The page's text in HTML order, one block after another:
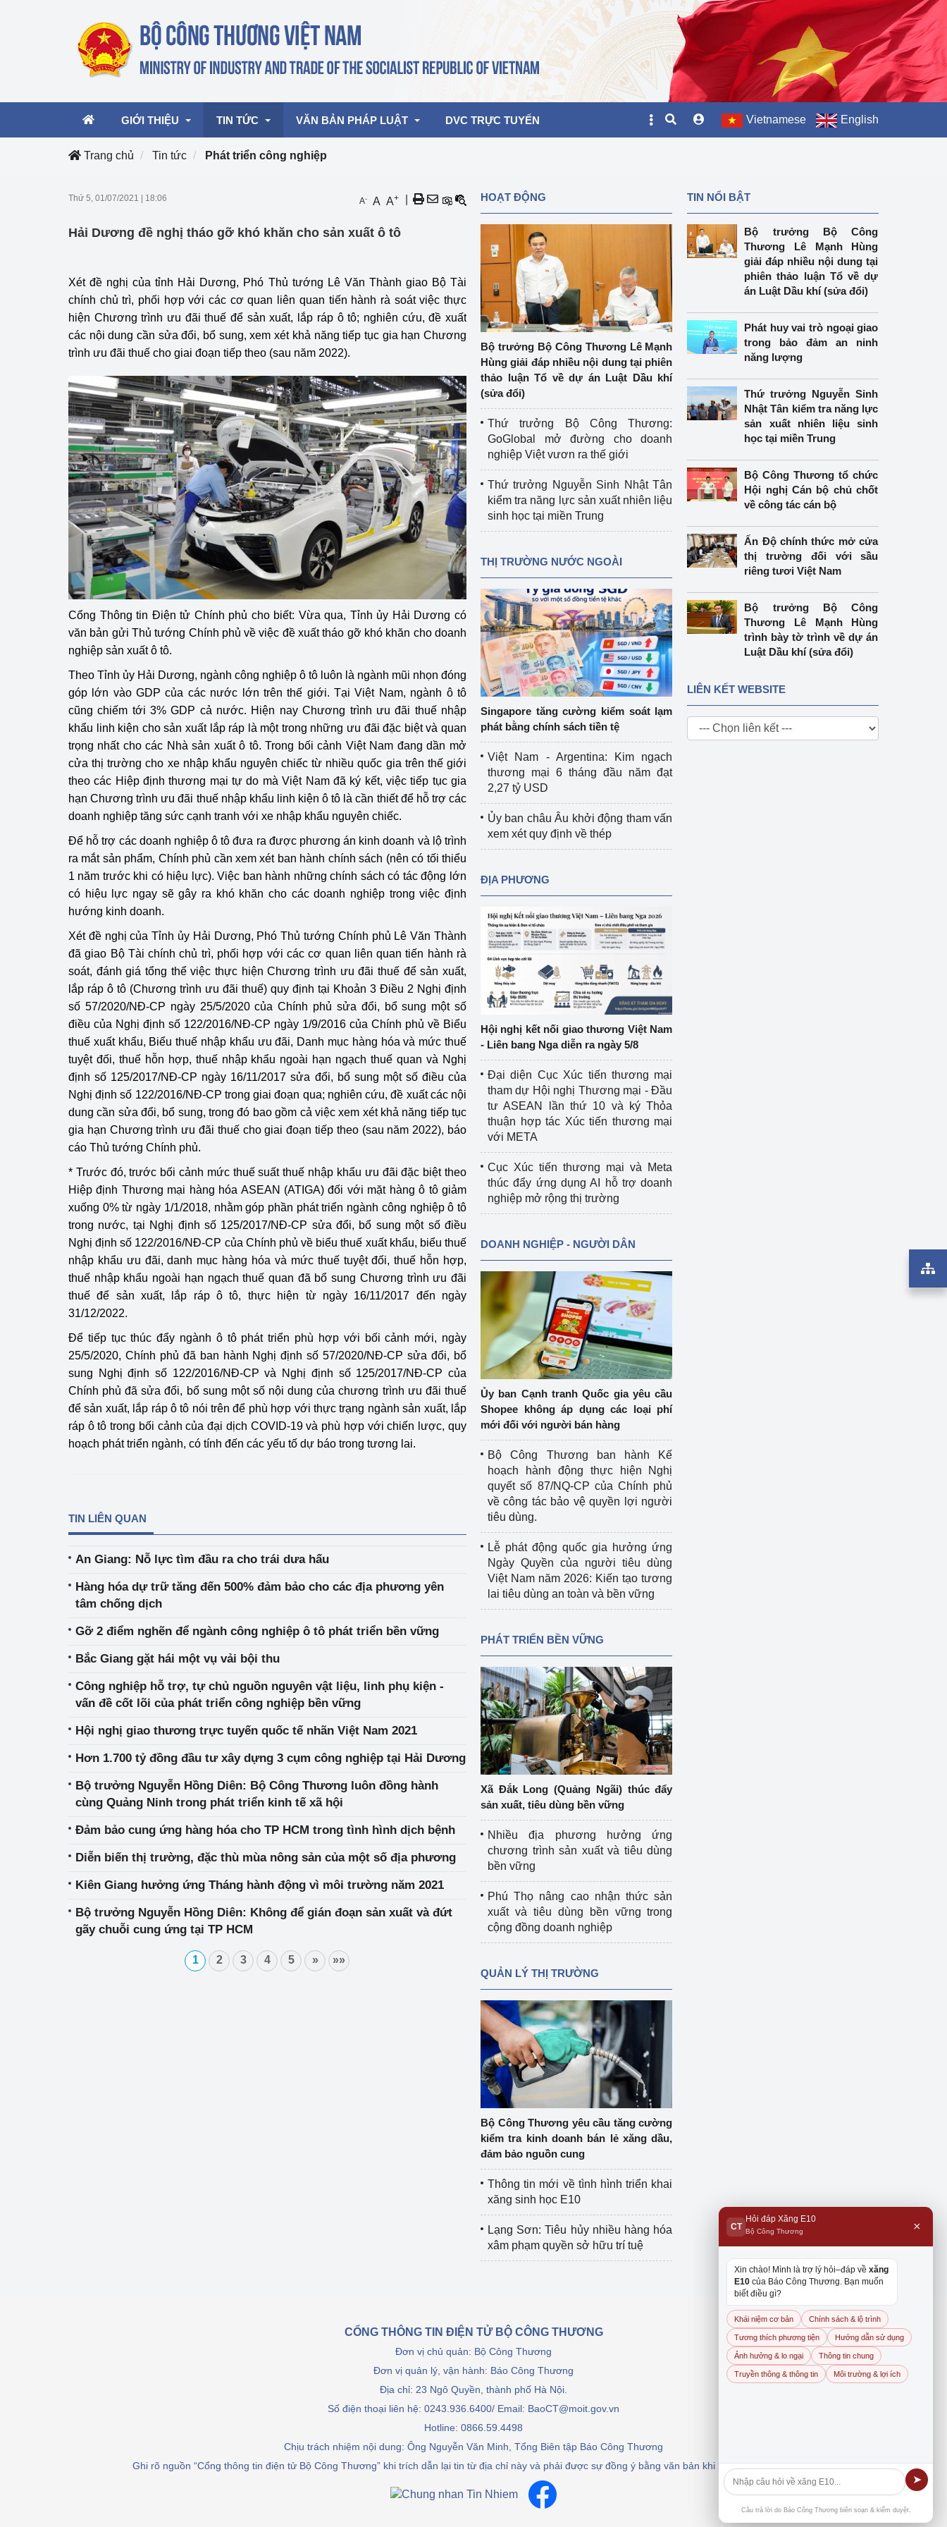
GIỚI THIỆU TIN TỨC
Hoạt động của Lãnh đạo Bộ
mại, Dịch vụ Việt Nam 2026
Hoạt động của Bộ trưởng
Công Thương - Công luận
Họp báo
Thông cáo báo chí
Điểm báo
Chuyển đổi số
Lịch sử phát triển
Bản tin Thị trường Nông Lâm Thủy sản
Phát triển nguồn nhân lực
Phát triển bền vững
Tổ chức kiểm định
Tổ chức kiểm định kỹ thuật an toàn lao
động thuộc thẩm quyền quản lý của
Bộ Công Thương
Tổ chức được cấp GCN đăng ký, hoạt
động kiểm định thiết bị, dụng cụ điện
làm việc ở môi trường không có nguy
hiểm khí, bụi nổ
Cơ sở sản xuất, sửa chữa chai chứa
Tổ chức huấn luyện, bồi dưỡng
nghiệp vụ kiểm định kỹ thuật an toàn
lao động
Văn hóa ngành Công Thương
Tái cơ cấu ngành Công Thương
Quản lý thị trường
Sử dụng năng lượng tiết kiệm và
Hiệu quả năng lượng
Khoa học, công nghệ và đổi mới sáng
tạo
Thông báo
Bảo vệ môi trường Video bảo vệ môi trường
Album ảnh bảo vệ môi trường
Văn bản về môi trường
Đọc báo giúp bạn
Bảo vệ nền tảng tư tưởng của Đảng
Doanh nghiệp - Người dân
Xúc tiến thương mại Khu vực miền Bắc
Khu vực miền Trung
Khu vực miền Nam
Thị trường nước ngoàiHiệp định EVFTA
Thị trường châu Á – châu Phi
Thị trường châu Âu – châu Mỹ
Thị trường trong nước
Ngành Công Thương đưa nghị quyết
Đại hội XIV của Đảng vào cuộc sống
Phát triển công nghiệpCông nghiệp nền tảng
Chính sách
Sản xuất công nghiệp
Phát triển năng lượng
VĂN BẢN PHÁP LUẬT DVC TRỰC TUYẾN Vietnamese English
Trang chủ Tin tức Phát triển công nghiệp
Thứ 5, 01/07/2021 18:06 A- A A+
Hải Dương đề nghị tháo gỡ khó khăn cho sản xuất ô tô
Xét đề nghị của tỉnh Hải Dương, Phó Thủ tướng Lê Văn Thành giaoBộ Tài
chính chủ trì, phối hợp với các cơ quan liên quan tiến hành rà soát việc thực
hiện Chương trình ưu đãi thuế để sản xuất, lắp ráp ô tô; nghiên cứu, đề xuất
các nội dung cần sửa đổi, bổ sung, xem xét khả năng tiếp tục gia hạn Chương
trình ưu đãi thuế cho giai đoạn tiếp theo (sau năm 2022).
Cổng Thông tin Điện tử Chính phủ cho biết: Vừa qua, Tỉnh ủy Hải Dương có
văn bản gửi Thủ tướng Chính phủ về việc đề xuất tháo gỡ khó khăn cho doanh
nghiệp sản xuất ô tô.
Theo Tỉnh ủy Hải Dương, ngành công nghiệp ô tô luôn là ngành mũi nhọn đóng
góp lớn vào GDP của các nước lớn trên thế giới. Tại Việt Nam, ngành ô tô
cũng chiếm tới 3% GDP cả nước. Hiện nay Chương trình ưu đãi thuế nhập
khẩu linh kiện cho sản xuất lắp ráp là một trong những ưu đãi đặc biệt và quan
trọng nhất cho các Nhà sản xuất ô tô. Trong bối cảnh Việt Nam đang dần mở
cửa thị trường cho xe nhập khẩu nguyên chiếc từ nhiều quốc gia trên thế giới
theo các Hiệp định thương mại tự do mà Việt Nam đã ký kết, việc tiếp tục gia
hạn Chương trình ưu đãi thuế nhập khẩu linh kiện ô tô là cần thiết để hỗ trợ các
doanh nghiệp tăng sức cạnh tranh với xe nhập khẩu nguyên chiếc.
Để hỗ trợ các doanh nghiệp ô tô đưa ra được phương án kinh doanh và lộ trình
ra mắt sản phẩm, Chính phủ cần xem xét ban hành chính sách (nên có tối thiểu
1 năm trước khi có hiệu lực). Việc ban hành những chính sách có tác động lớn
có hiệu lực ngay sẽ gây ra khó khăn cho các doanh nghiệp trong việc định
hướng kinh doanh.
Xét đề nghị của Tỉnh ủy Hải Dương, Phó Thủ tướng Chính phủ Lê Văn Thành
đã giao Bộ Tài chính chủ trì, phối hợp với các cơ quan liên quan tiến hành rà
soát, đánh giá tổng thể việc thực hiện Chương trình ưu đãi thuế để sản xuất,
lắp ráp ô tô (Chương trình ưu đãi thuế) quy định tại Khoản 3 Điều 2 Nghị định
số 57/2020/NĐ-CP ngày 25/5/2020 của Chính phủ sửa đổi, bổ sung một số
điều của Nghị định số 122/2016/NĐ-CP ngày 1/9/2016 của Chính phủ về Biểu
thuế xuất khẩu, Biểu thuế nhập khẩu ưu đãi, Danh mục hàng hóa và mức thuế
tuyệt đối, thuế hỗn hợp, thuế nhập khẩu ngoài hạn ngạch thuế quan và Nghị
định số 125/2017/NĐ-CP ngày 16/11/2017 sửa đổi, bổ sung một số điều của
Nghị định số 122/2016/NĐ-CP trong giai đoạn qua; nghiên cứu, đề xuất các nội
dung cần sửa đổi, bổ sung, trong đó bao gồm cả việc xem xét khả năng tiếp tục
gia hạn Chương trình ưu đãi thuế cho giai đoạn tiếp theo (sau năm 2022), báo
cáo Thủ tướng Chính phủ.
* Trước đó, trước bối cảnh mức thuế suất thuế nhập khẩu ưu đãi đặc biệt theo
Hiệp định Thương mại hàng hóa ASEAN (ATIGA) đối với mặt hàng ô tô giảm
xuống 0% từ ngày 1/1/2018, nhằm góp phần phát triển ngành công nghiệp ô tô
trong nước, tại Nghị định số 125/2017/NĐ-CP sửa đổi, bổ sung một số điều
Nghị định số 122/2016/NĐ-CP của Chính phủ về biểu thuế xuất khẩu, biểu thuế
nhập khẩu ưu đãi, danh mục hàng hóa và mức thuế tuyệt đối, thuế hỗn hợp,
thuế nhập khẩu ngoài hạn ngạch thuế quan đã bổ sung Chương trình ưu đãi
thuế để sản xuất, lắp ráp ô tô, thực hiện từ ngày 16/11/2017 đến ngày
31/12/2022.
Để tiếp tục thúc đẩy ngành ô tô phát triển phù hợp với bối cảnh mới, ngày
25/5/2020, Chính phủ đã ban hành Nghị định số 57/2020/NĐ-CP sửa đổi, bổ
sung Nghị định số 122/2016/NĐ-CP và Nghị định số 125/2017/NĐ-CP của
Chính phủ đã sửa đổi, bổ sung một số nội dung của chương trình ưu đãi thuế
để sản xuất, lắp ráp ô tô nói trên để phù hợp với thực trạng ngành sản xuất, lắp
ráp ô tô trong bối cảnh của đại dịch COVID-19 và phù hợp với chiến lược, quy
hoạch phát triển ngành, có tính đến các yếu tố dự báo trong tương lai.
TIN LIÊN QUAN
An Giang: Nỗ lực tìm đầu ra cho trái dưa hấu
Hàng hóa dự trữ tăng đến 500% đảm bảo cho các địa phương yên
tâm chống dịch
Gỡ 2 điểm nghẽn để ngành công nghiệp ô tô phát triển bền vững
Bắc Giang gặt hái một vụ vải bội thu
Công nghiệp hỗ trợ, tự chủ nguồn nguyên vật liệu, linh phụ kiện -
vấn đề cốt lõi của phát triển công nghiệp bền vững
Hội nghị giao thương trực tuyến quốc tế nhãn Việt Nam 2021
Hơn 1.700 tỷ đồng đầu tư xây dựng 3 cụm công nghiệp tại Hải Dương
Bộ trưởng Nguyễn Hồng Diên: Bộ Công Thương luôn đồng hành
cùng Quảng Ninh trong phát triển kinh tế xã hội
Đảm bảo cung ứng hàng hóa cho TP HCM trong tình hình dịch bệnh
Diễn biến thị trường, đặc thù mùa nông sản của một số địa phương
Kiên Giang hưởng ứng Tháng hành động vì môi trường năm 2021
Bộ trưởng Nguyễn Hồng Diên: Không để gián đoạn sản xuất và đứt
gãy chuỗi cung ứng tại TP HCM
1 2 3 4 5 » »»
HOẠT ĐỘNG
Bộ trưởng Bộ Công Thương Lê Mạnh
Hùng giải đáp nhiều nội dung tại phiên
thảo luận Tổ về dự án Luật Dầu khí
(sửa đổi)
Thứ trưởng Bộ Công Thương:
GoGlobal mở đường cho doanh
nghiệp Việt vươn ra thế giới
Thứ trưởng Nguyễn Sinh Nhật Tân
kiểm tra năng lực sản xuất nhiên liệu
sinh học tại miền Trung
THỊ TRƯỜNG NƯỚC NGOÀI
Singapore tăng cường kiểm soát lạm
phát bằng chính sách tiền tệ
Việt Nam - Argentina: Kim ngạch
thương mại 6 tháng đầu năm đạt
2,27 tỷ USD
Ủy ban châu Âu khởi động tham vấn
xem xét quy định về thép
ĐỊA PHƯƠNG
Hội nghị kết nối giao thương Việt Nam
- Liên bang Nga diễn ra ngày 5/8
Đại diện Cục Xúc tiến thương mại
tham dự Hội nghị Thương mại - Đầu
tư ASEAN lần thứ 10 và ký Thỏa
thuận hợp tác Xúc tiến thương mại
với META
Cục Xúc tiến thương mại và Meta
thúc đẩy ứng dụng AI hỗ trợ doanh
nghiệp mở rộng thị trường
DOANH NGHIỆP - NGƯỜI DÂN
Ủy ban Cạnh tranh Quốc gia yêu cầu
Shopee không áp dụng các loại phí
mới đối với người bán hàng
Bộ Công Thương ban hành Kế
hoạch hành động thực hiện Nghị
quyết số 87/NQ-CP của Chính phủ
về công tác bảo vệ quyền lợi người
tiêu dùng.
Lễ phát động quốc gia hưởng ứng
Ngày Quyền của người tiêu dùng
Việt Nam năm 2026: Kiến tạo tương
lai tiêu dùng an toàn và bền vững
PHÁT TRIỂN BỀN VỮNG
Xã Đắk Long (Quảng Ngãi) thúc đẩy
sản xuất, tiêu dùng bền vững
Nhiều địa phương hưởng ứng
chương trình sản xuất và tiêu dùng
bền vững
Phú Thọ nâng cao nhận thức sản
xuất và tiêu dùng bền vững trong
cộng đồng doanh nghiệp
QUẢN LÝ THỊ TRƯỜNG
Bộ Công Thương yêu cầu tăng cường
kiểm tra kinh doanh bán lẻ xăng dầu,
đảm bảo nguồn cung
Thông tin mới về tình hình triển khai
xăng sinh học E10
Lạng Sơn: Tiêu hủy nhiều hàng hóa
xâm phạm quyền sở hữu trí tuệ
TIN NỔI BẬT
Bộ trưởng Bộ Công
Thương Lê Mạnh Hùng
giải đáp nhiều nội dung tại
phiên thảo luận Tổ về dự
án Luật Dầu khí (sửa đổi)
Phát huy vai trò ngoại giao
trong bảo đảm an ninh
năng lượng
Thứ trưởng Nguyễn Sinh
Nhật Tân kiểm tra năng lực
sản xuất nhiên liệu sinh
học tại miền Trung
Bộ Công Thương tổ chức
Hội nghị Cán bộ chủ chốt
về công tác cán bộ
Ấn Độ chính thức mở cửa
thị trường đối với sầu
riêng tươi Việt Nam
Bộ trưởng Bộ Công
Thương Lê Mạnh Hùng
trình bày tờ trình về dự án
Luật Dầu khí (sửa đổi)
LIÊN KẾT WEBSITE
CỔNG THÔNG TIN ĐIỆN TỬ BỘ CÔNG THƯƠNG
Đơn vị chủ quản: Bộ Công Thương
Đơn vị quản lý, vận hành: Báo Công Thương
Địa chỉ: 23 Ngô Quyền, thành phố Hà Nội.
Số điện thoại liên hệ: 0243.936.6400/ Email: BaoCT@moit.gov.vn
Hotline: 0866.59.4498
Chịu trách nhiệm nội dung: Ông Nguyễn Văn Minh, Tổng Biên tập Báo Công Thương
Ghi rõ nguồn “Cổng thông tin điện tử Bộ Công Thương” khi trích dẫn lại tin từ địa chỉ này và phải được sự đồng ý bằng văn bản khi khai thác, dẫn nguồn.
CT
Hỏi đáp Xăng E10
Bộ Công Thương ×
Xin chào! Mình là trợ lý hỏi–đáp về xăng
E10 của Báo Công Thương. Bạn muốn
biết điều gì?
Khái niệm cơ bản Chính sách & lộ trình
Tương thích phương tiện Hướng dẫn sử dụng
Ảnh hưởng & lo ngại Thông tin chung
Truyền thông & thông tin Môi trường & lợi ích
➤
Câu trả lời do Báo Công Thương biên soạn & kiểm duyệt.